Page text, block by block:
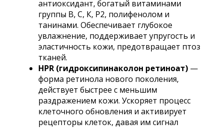
антиоксидант, богатый витаминами
группы В, С, К, P2, полифенолом и
танинами. Обеспечивает глубокое
увлажнение, поддерживает упругость и
эластичность кожи, предотвращает птоз
тканей.
HPR (гидроксипинаколон ретиноат) —
форма ретинола нового поколения,
действует быстрее с меньшим
раздражением кожи. Ускоряет процесс
клеточного обновления и активирует
рецепторы клеток, давая им сигнал